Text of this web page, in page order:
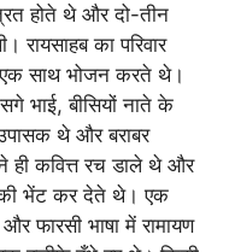
होते थे और दो-तीन
रायसाहब का परिवार
एक साथ भोजन करते थे।
भाई, बीसियों नाते के
थे और बराबर
कवित्त रच डाले थे और
की भेंट कर देते थे। एक
फारसी भाषा में रामायण